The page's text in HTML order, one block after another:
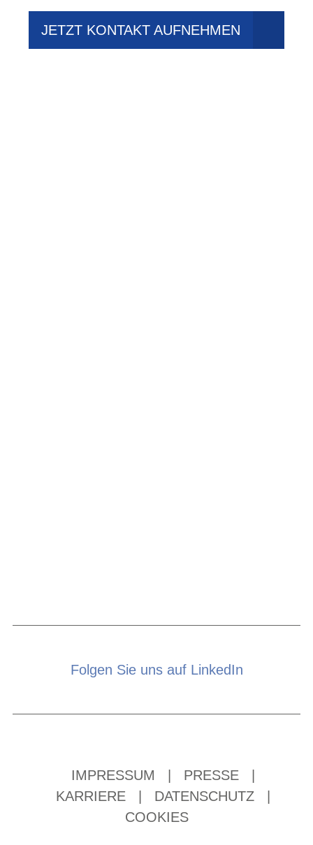
JETZT KONTAKT AUFNEHMEN
Folgen Sie uns auf LinkedIn
IMPRESSUM PRESSE
KARRIERE
DATENSCHUTZ
COOKIES